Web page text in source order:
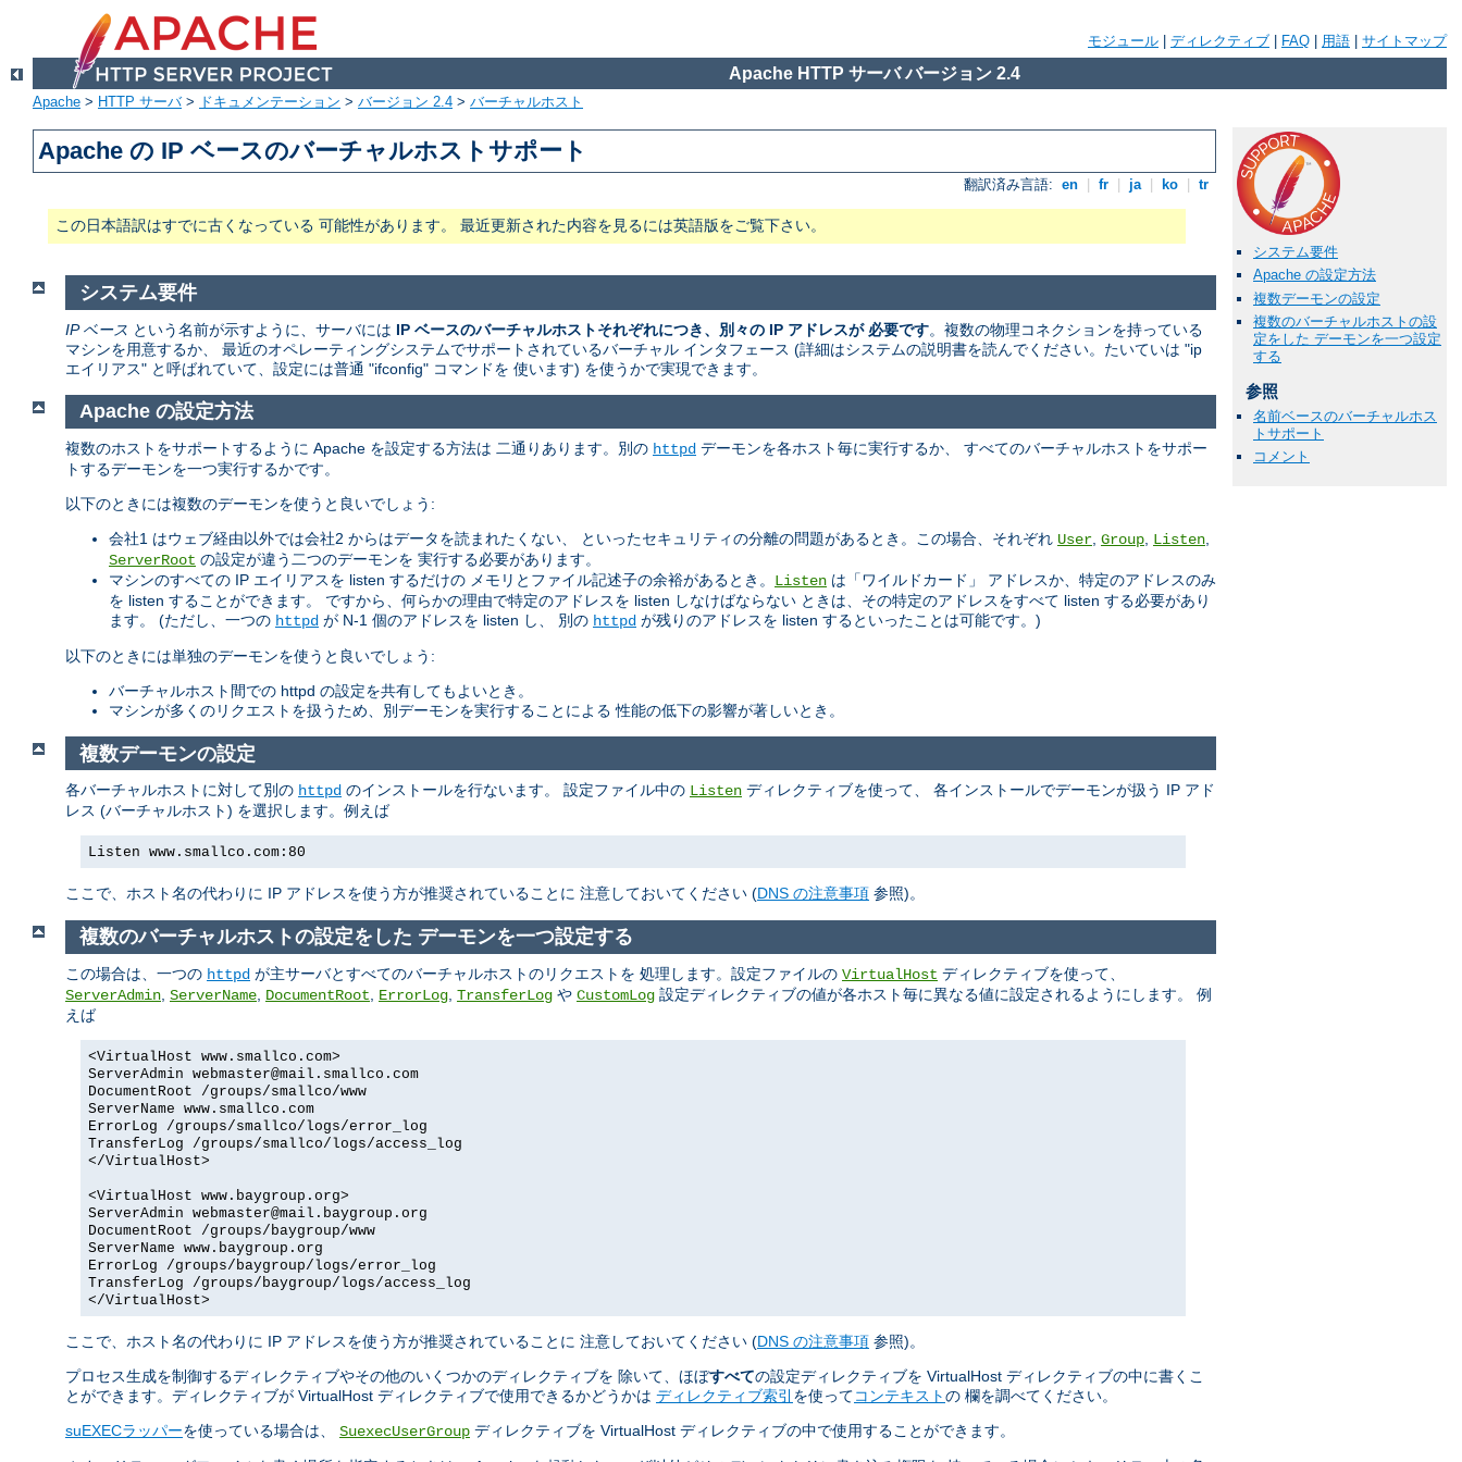
モジュール ディレクティブ FAQ 用語 サイトマップ
Apache HTTP サーバ バージョン 2.4
Apache > HTTP サーバ> ドキュメンテーション > バージョン 2.4 > バーチャルホスト
Apache の IP ベースのバーチャルホストサポート
翻訳済み言語: en fr ja ko tr
この日本語訳はすでに古くなっている 可能性があります。 最近更新された内容を見るには英語版をご覧下さい。
システム要件
Apache の設定方法
複数デーモンの設定
複数のバーチャルホストの設
定をした デーモンを一つ設定
する
参照
名前ベースのバーチャルホス
トサポート
コメント
システム要件
IP ベース という名前が示すように、サーバには IP ベースのバーチャルホストそれぞれにつき、別々の IP アドレスが 必要です。複数の物理コネクションを持っている
マシンを用意するか、 最近のオペレーティングシステムでサポートされているバーチャル インタフェース (詳細はシステムの説明書を読んでください。たいていは "ip
エイリアス" と呼ばれていて、設定には普通 "ifconfig" コマンドを 使います) を使うかで実現できます。
Apache の設定方法
複数のホストをサポートするように Apache を設定する方法は 二通りあります。別の httpd デーモンを各ホスト毎に実行するか、 すべてのバーチャルホストをサポー
トするデーモンを一つ実行するかです。
以下のときには複数のデーモンを使うと良いでしょう:
会社1 はウェブ経由以外では会社2 からはデータを読まれたくない、 といったセキュリティの分離の問題があるとき。この場合、それぞれ User Group Listen
ServerRoot の設定が違う二つのデーモンを 実行する必要があります。
マシンのすべての IP エイリアスを listen するだけの メモリとファイル記述子の余裕があるとき。 Listen は「ワイルドカード」 アドレスか、特定のアドレスのみ
を listen することができます。 ですから、何らかの理由で特定のアドレスを listen しなけばならない ときは、その特定のアドレスをすべて listen する必要があり
ます。 (ただし、一つの httpd が N-1 個のアドレスを listen し、 別の httpd が残りのアドレスを listen するといったことは可能です。)
以下のときには単独のデーモンを使うと良いでしょう:
バーチャルホスト間での httpd の設定を共有してもよいとき。
マシンが多くのリクエストを扱うため、別デーモンを実行することによる 性能の低下の影響が著しいとき。
複数デーモンの設定
各バーチャルホストに対して別の httpd のインストールを行ないます。 設定ファイル中の Listen ディレクティブを使って、 各インストールでデーモンが扱う IP アド
レス (バーチャルホスト) を選択します。例えば
Listen www.smallco.com:80
ここで、ホスト名の代わりに IP アドレスを使う方が推奨されていることに 注意しておいてください (DNS の注意事項 参照)。
複数のバーチャルホストの設定をした デーモンを一つ設定する
この場合は、一つの httpd が主サーバとすべてのバーチャルホストのリクエストを 処理します。設定ファイルの VirtualHost ディレクティブを使って、
ServerAdmin ServerName DocumentRoot ErrorLog TransferLog や CustomLog 設定ディレクティブの値が各ホスト毎に異なる値に設定されるようにします。 例
えば
<VirtualHost www.smallco.com>
ServerAdmin webmaster@mail.smallco.com
DocumentRoot /groups/smallco/www
ServerName www.smallco.com
ErrorLog /groups/smallco/logs/error_log
TransferLog /groups/smallco/logs/access_log
</VirtualHost>
<VirtualHost www.baygroup.org>
ServerAdmin webmaster@mail.baygroup.org
DocumentRoot /groups/baygroup/www
ServerName www.baygroup.org
ErrorLog /groups/baygroup/logs/error_log
TransferLog /groups/baygroup/logs/access_log
</VirtualHost>
ここで、ホスト名の代わりに IP アドレスを使う方が推奨されていることに 注意しておいてください (DNS の注意事項 参照)。
プロセス生成を制御するディレクティブやその他のいくつかのディレクティブを 除いて、ほぼすべての設定ディレクティブを VirtualHost ディレクティブの中に書くこ
とができます。ディレクティブが VirtualHost ディレクティブで使用できるかどうかは ディレクティブ索引 を使ってコンテキストの 欄を調べてください。
suEXECラッパーを使っている場合は、 SuexecUserGroup ディレクティブを VirtualHost ディレクティブの中で使用することができます。